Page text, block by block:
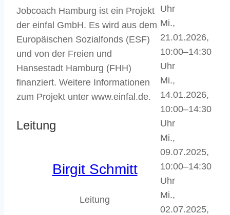
Jobcoach Hamburg ist ein Projekt
der einfal GmbH. Es wird aus dem
Europäischen Sozialfonds (ESF)
und von der Freien und
Hansestadt Hamburg (FHH)
finanziert. Weitere Informationen
zum Projekt unter www.einfal.de.
Leitung
Birgit Schmitt
Leitung
Uhr
Mi.,
21.01.2026,
10:00–14:30
Uhr
Mi.,
14.01.2026,
10:00–14:30
Uhr
Mi.,
09.07.2025,
10:00–14:30
Uhr
Mi.,
02.07.2025,